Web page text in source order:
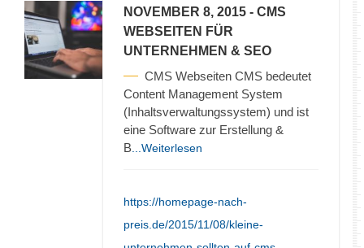
NOVEMBER 8, 2015 - CMS
WEBSEITEN FÜR
UNTERNEHMEN & SEO
CMS Webseiten CMS bedeutet
Content Management System
(Inhaltsverwaltungssystem) und ist
eine Software zur Erstellung &
B ...Weiterlesen
https://homepage-nach-
preis.de/2015/11/08/kleine-